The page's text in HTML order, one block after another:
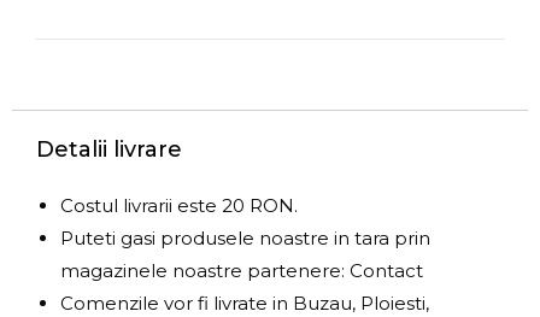
Detalii livrare
Costul livrarii este 20 RON.
Puteti gasi produsele noastre in tara prin
magazinele noastre partenere: Contact
Comenzile vor fi livrate in Buzau, Ploiesti,